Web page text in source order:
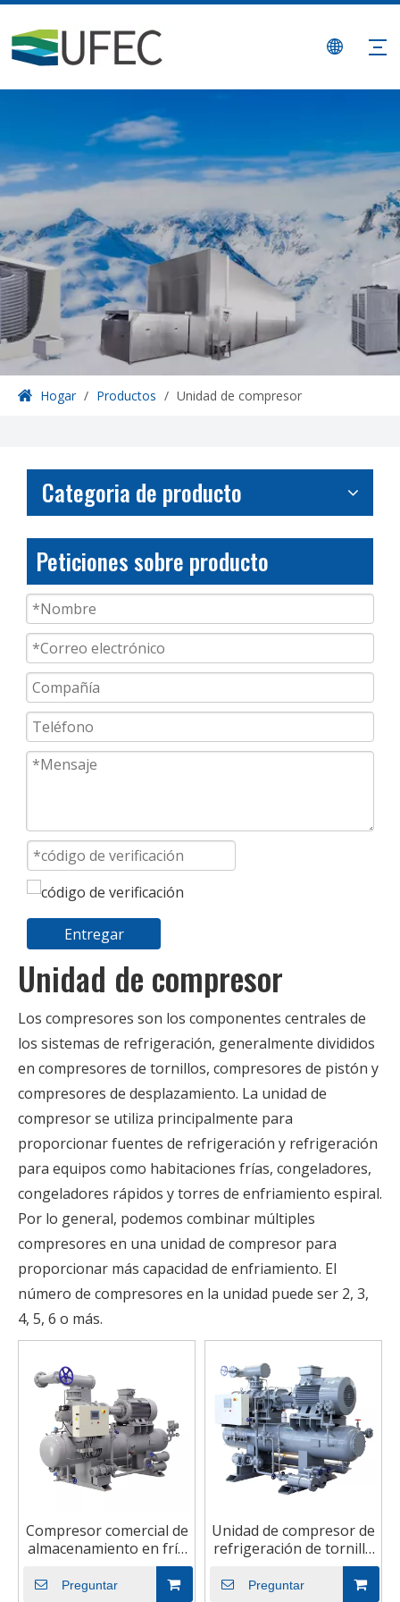
Hogar / Productos / Unidad de compresor
Categoria de producto
Peticiones sobre producto
Entregar
Unidad de compresor
Los compresores son los componentes centrales de
los sistemas de refrigeración, generalmente divididos
en compresores de tornillos, compresores de pistón y
compresores de desplazamiento. La unidad de
compresor se utiliza principalmente para
proporcionar fuentes de refrigeración y refrigeración
para equipos como habitaciones frías, congeladores,
congeladores rápidos y torres de enfriamiento espiral.
Por lo general, podemos combinar múltiples
compresores en una unidad de compresor para
proporcionar más capacidad de enfriamiento. El
número de compresores en la unidad puede ser 2, 3,
4, 5, 6 o más.
Compresor comercial de
almacenamiento en frío
para mariscos y carne,
alta eficiencia
Preguntar
Unidad de compresor de
refrigeración de tornillo
compuesto de tipo
Preguntar